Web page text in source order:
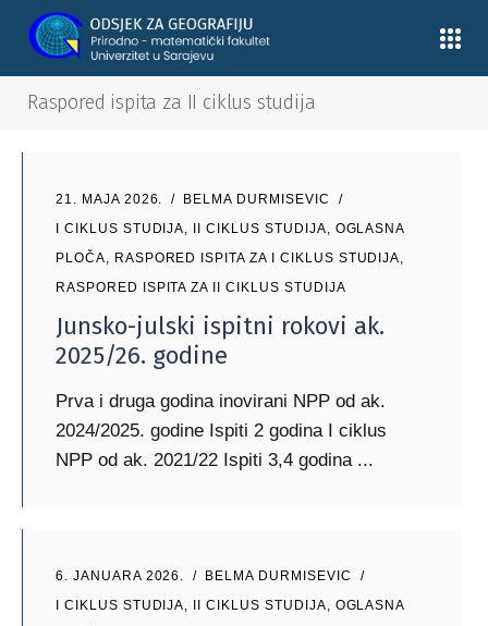
Raspored ispita za II ciklus studija
21. MAJA 2026.
BELMA DURMISEVIC
I CIKLUS STUDIJA, II CIKLUS STUDIJA, OGLASNA
PLOČA, RASPORED ISPITA ZA I CIKLUS STUDIJA,
RASPORED ISPITA ZA II CIKLUS STUDIJA
Junsko-julski ispitni rokovi ak.
2025/26. godine
Prva i druga godina inovirani NPP od ak.
2024/2025. godine Ispiti 2 godina I ciklus
NPP od ak. 2021/22 Ispiti 3,4 godina
6. JANUARA 2026.
BELMA DURMISEVIC
I CIKLUS STUDIJA, II CIKLUS STUDIJA, OGLASNA